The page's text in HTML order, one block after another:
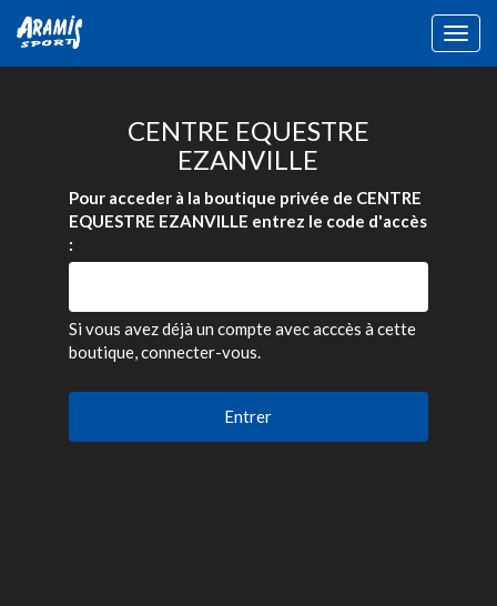
CENTRE EQUESTRE
EZANVILLE
Pour acceder à la boutique privée de CENTRE
EQUESTRE EZANVILLE entrez le code d'accès
:
Si vous avez déjà un compte avec acccès à cette
boutique, connecter-vous.